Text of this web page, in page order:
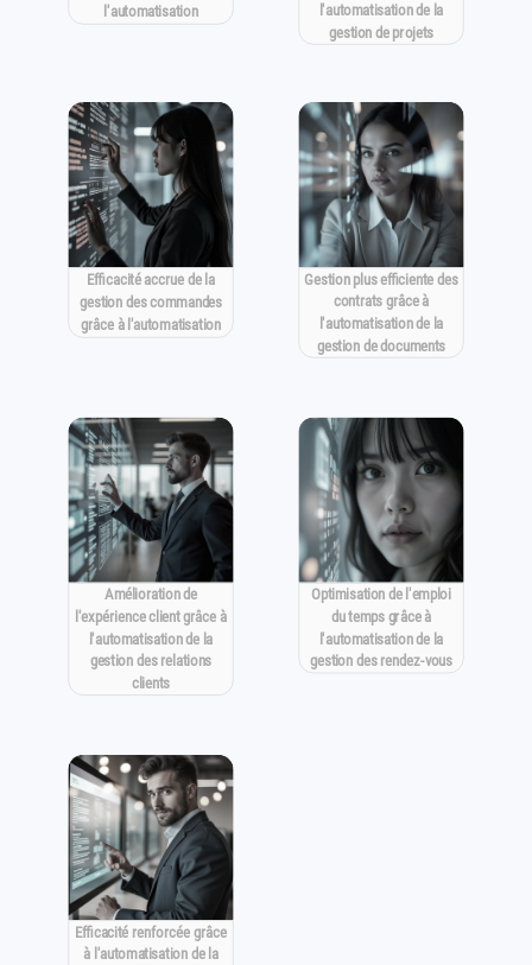
l'automatisation
l'automatisation de la
gestion de projets
Efficacité accrue de la
gestion des commandes
grâce à l'automatisation
Gestion plus efficiente des
contrats grâce à
l'automatisation de la
gestion de documents
Amélioration de
l'expérience client grâce à
l'automatisation de la
gestion des relations
clients
Optimisation de l'emploi
du temps grâce à
l'automatisation de la
gestion des rendez-vous
Efficacité renforcée grâce
à l'automatisation de la